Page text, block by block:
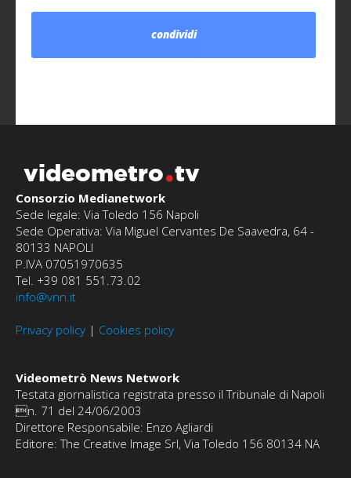
condividi
videometro tv
Consorzio Medianetwork
Sede legale: Via Toledo 156 Napoli
Sede Operativa: Via Miguel Cervantes De Saavedra, 64 -
80133 NAPOLI
P.IVA 07051970635
Tel. +39 081 551.73.02
info@vnn.it
Privacy policy | Cookies policy
Videometrò News Network
Testata giornalistica registrata presso il Tribunale di Napoli
n. 71 del 24/06/2003
Direttore Responsabile: Enzo Agliardi
Editore: The Creative Image Srl, Via Toledo 156 80134 NA